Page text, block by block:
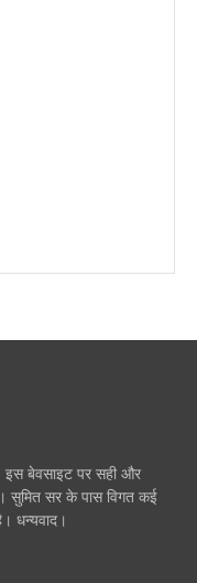
इस बेवसाइट पर सही और
सुमित सर के पास विगत कई
धन्यवाद।